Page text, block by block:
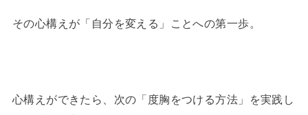
その心構えが「自分を変える」ことへの第一歩。
心構えができたら、次の「度胸をつける方法」を実践し